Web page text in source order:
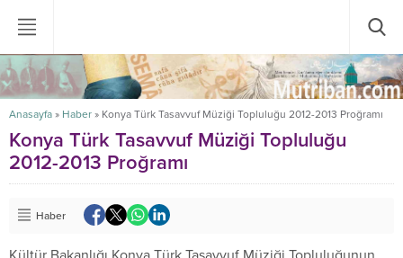
Anasayfa » Haber » Konya Türk Tasavvuf Müziği Topluluğu 2012-2013 Proğramı
Konya Türk Tasavvuf Müziği Topluluğu
2012-2013 Proğramı
Haber